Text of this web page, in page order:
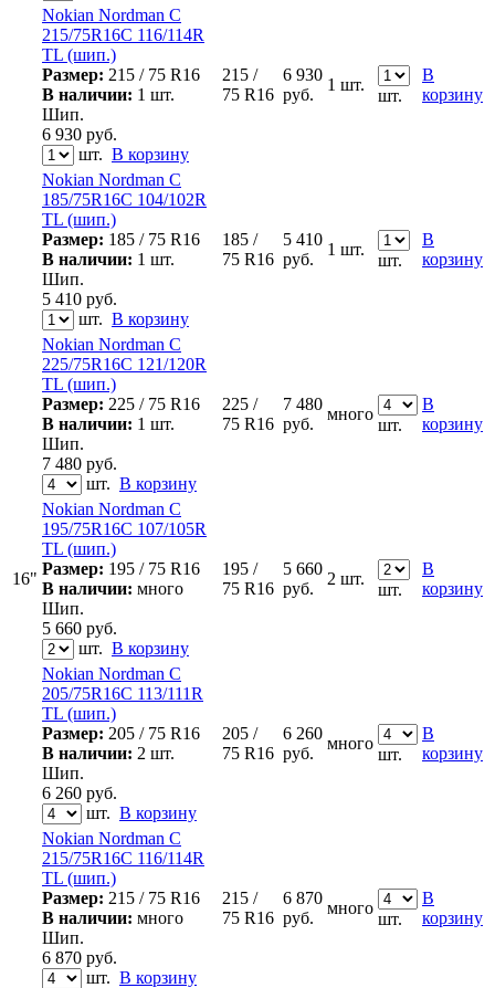
16"
Nokian Nordman C
215/75R16C 116/114R
TL (шип.)
Размер: 215 / 75 R16
В наличии: 1 шт.
Шип.
6 930 руб.
шт. В корзину
215 /
75 R16
6 930
руб.
1 шт.
шт.
В
корзину
Nokian Nordman C
185/75R16C 104/102R
TL (шип.)
Размер: 185 / 75 R16
В наличии: 1 шт.
Шип.
5 410 руб.
шт. В корзину
185 /
75 R16
5 410
руб.
1 шт.
шт.
В
корзину
Nokian Nordman C
225/75R16C 121/120R
TL (шип.)
Размер: 225 / 75 R16
В наличии: 1 шт.
Шип.
7 480 руб.
шт. В корзину
225 /
75 R16
7 480
руб.
много
шт.
В
корзину
Nokian Nordman C
195/75R16C 107/105R
TL (шип.)
Размер: 195 / 75 R16
В наличии: много
Шип.
5 660 руб.
шт. В корзину
195 /
75 R16
5 660
руб.
2 шт.
шт.
В
корзину
Nokian Nordman C
205/75R16C 113/111R
TL (шип.)
Размер: 205 / 75 R16
В наличии: 2 шт.
Шип.
6 260 руб.
шт. В корзину
205 /
75 R16
6 260
руб.
много
шт.
В
корзину
Nokian Nordman C
215/75R16C 116/114R
TL (шип.)
Размер: 215 / 75 R16
В наличии: много
Шип.
6 870 руб.
шт. В корзину
215 /
75 R16
6 870
руб.
много
шт.
В
корзину